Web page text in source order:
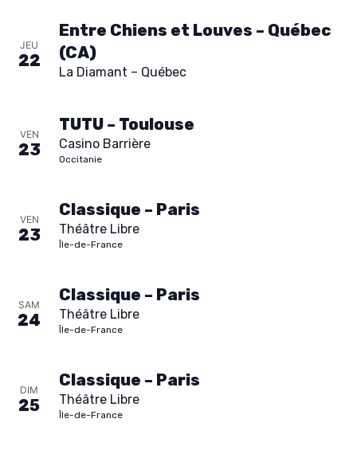
JEU
22
Entre Chiens et Louves – Québec
(CA)
La Diamant – Québec
VEN
23
TUTU – Toulouse
Casino Barrière
Occitanie
VEN
23
Classique – Paris
Théâtre Libre
Île-de-France
SAM
24
Classique – Paris
Théâtre Libre
Île-de-France
DIM
25
Classique – Paris
Théâtre Libre
Île-de-France